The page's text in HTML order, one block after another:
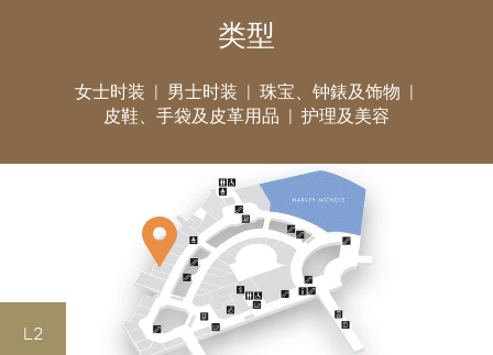
类型
女士时装 男士时装
珠宝、钟錶及饰物
皮鞋、手袋及皮革用品
护理及美容
L2